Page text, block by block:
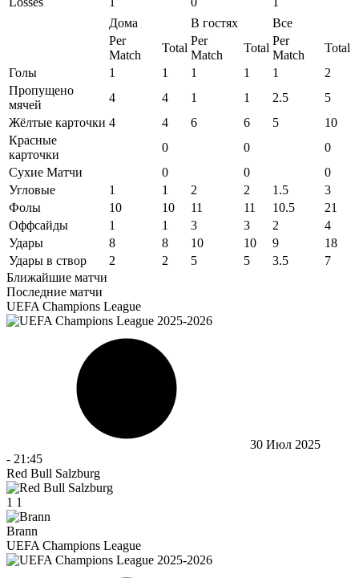
Дома
В гостях
Все
Per
Match
Total
Per
Match
Total
Per
Match
Total
Голы
1 1 1 1 1
2
Пропущено
мячей
4 4 1 1 2.5
5
Жёлтые карточки 4 4 6 6 5
10
Красные
карточки
0 0
0
Сухие Матчи
0 0
0
Угловые
1 1 2 2 1.5
3
Фолы
10 10 11 11 10.5
21
Оффсайды
1 1 3 3 2
4
Удары
8 8 10 10 9
18
Удары в створ
2 2 5 5 3.5
7
Ближайшие матчи
Последние матчи
UEFA Champions League
30 Июл 2025
- 21:45
Red Bull Salzburg
1 1
Brann
UEFA Champions League